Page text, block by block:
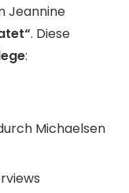
Jeannine
. Diese
:
Michaelsen